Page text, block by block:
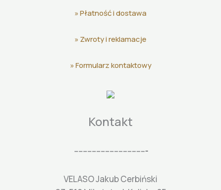
»Płatność i dostawa
» Zwroty i reklamacje
»Formularz kontaktowy
Kontakt
---------------------------------
VELASO Jakub Cerbiński